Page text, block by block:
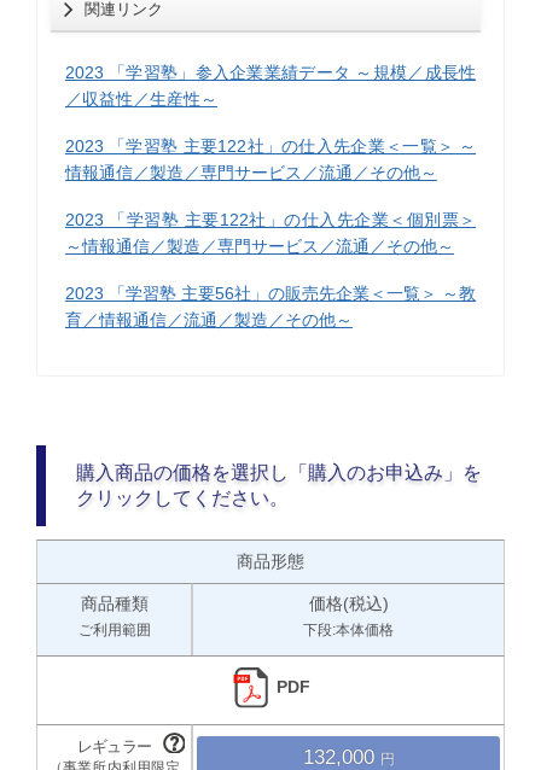
関連リンク
2023 「学習塾」参入企業業績データ ～規模／成長性
／収益性／生産性～
2023 「学習塾 主要122社」の仕入先企業＜一覧＞ ～
情報通信／製造／専門サービス／流通／その他～
2023 「学習塾 主要122社」の仕入先企業＜個別票＞
～情報通信／製造／専門サービス／流通／その他～
2023 「学習塾 主要56社」の販売先企業＜一覧＞ ～教
育／情報通信／流通／製造／その他～
購入商品の価格を選択し「購入のお申込み」を
クリックしてください。
商品形態
商品種類
ご利用範囲
価格(税込)
下段:本体価格
PDF
132,000